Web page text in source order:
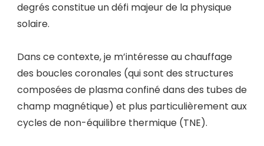
degrés constitue un défi majeur de la physique
solaire.
Dans ce contexte, je m’intéresse au chauffage
des boucles coronales (qui sont des structures
composées de plasma confiné dans des tubes de
champ magnétique) et plus particulièrement aux
cycles de non-équilibre thermique (TNE).